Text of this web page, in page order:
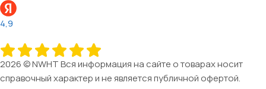
4,9
2026 © NWHT Вся информация на сайте о товарах носит
справочный характер и не является публичной офертой.